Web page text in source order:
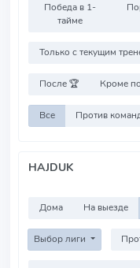
Победа в 1-
тайме
Только с текущим
После 🏆 Кроме
Все
HAJDUK
Дома На выезде
Выбор лиги